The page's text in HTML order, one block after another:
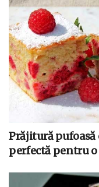
Prăjitură pufoasă
perfectă pentru